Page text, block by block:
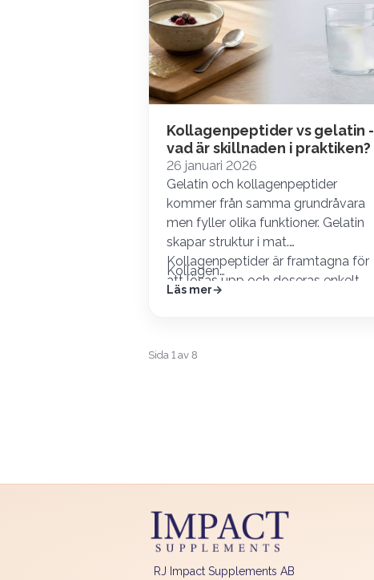
Kollagenpeptider vs gelatin -
vad är skillnaden i praktiken?
26 januari 2026
Gelatin och kollagenpeptider
kommer från samma grundråvara
men fyller olika funktioner. Gelatin
skapar struktur i mat.
Kollagenpeptider är framtagna för
att lösas upp och doseras enkelt.
Kollagen…
Läs mer
Sida 1 av 8
RJ Impact Supplements AB